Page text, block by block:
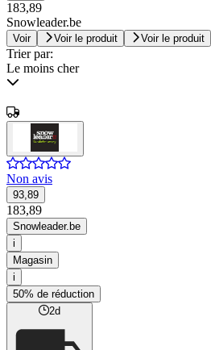
183,89
Snowleader.be
Voir Voir le produit Voir le produit
Trier par:
Le moins cher
Non avis
93,89
183,89
Snowleader.be
i
Magasin
i
50% de réduction
2d